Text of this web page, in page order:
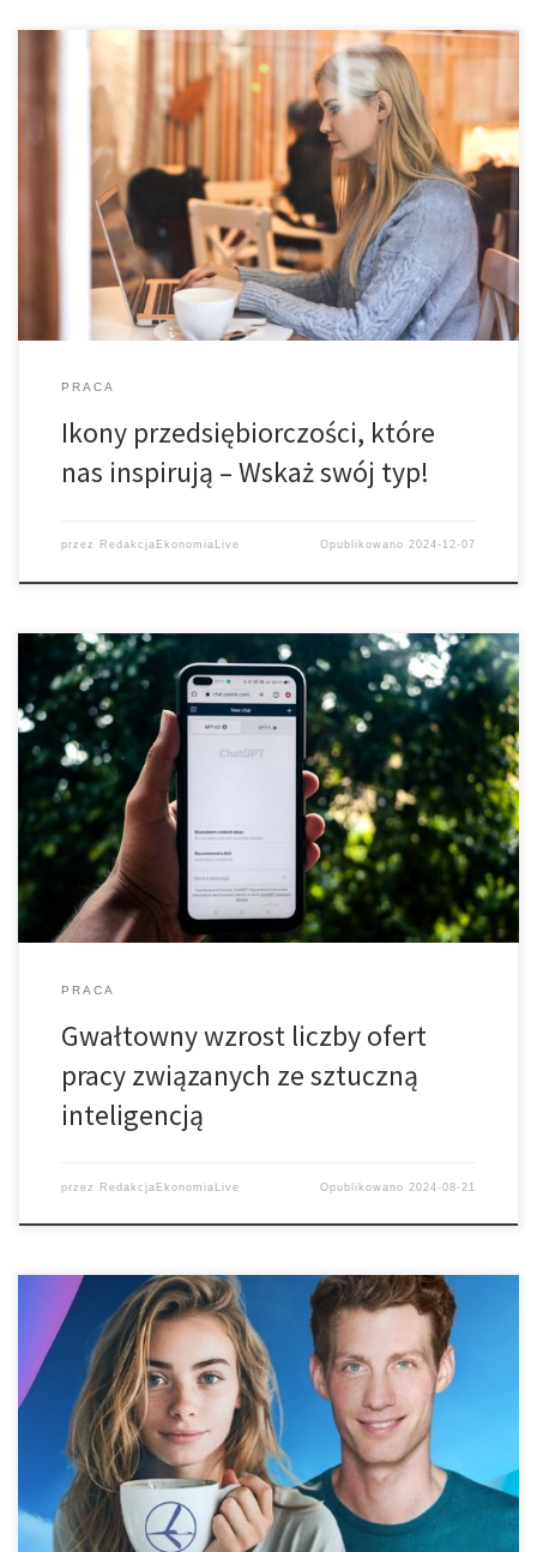
Zachęcamy do udziału krótkiej ankiecie, zgłębiającej co oznacza
przedsiębiorczość dla pokolenia Y oraz Z. Wyniki badania zostaną
przedstawione w raporcie, o którego publikacji będziemy
wkrótce informować. Wskaż swój typ ikony przedsiębiorczości!
Ładuję… Źródło: YPI Consulting
PRACA
Ikony przedsiębiorczości, które
nas inspirują – Wskaż swój typ!
przez RedakcjaEkonomiaLive Opublikowano2024-12-07
Gwałtowny wzrost liczby ofert pracy związanych ze sztuczną
inteligencją: kogo poszukują i ile płacą - analiza przeprowadzona
przez Jooble i No Fluff Jobs
PRACA
Gwałtowny wzrost liczby ofert
pracy związanych ze sztuczną
inteligencją
przez RedakcjaEkonomiaLive Opublikowano 2024-08-21
Program skierowany jest do studentów i absolwentów uczelni
wyższych, którzy marzą o pracy w branży lotniczej i chcą rozwijać
się pod okiem najlepszych specjalistów PLL LOT